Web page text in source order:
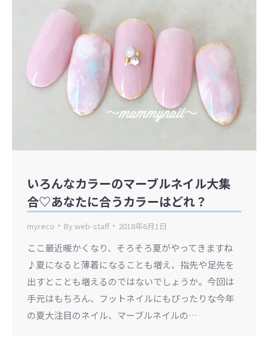
いろんなカラーのマーブルネイル大集
合♡あなたに合うカラーはどれ？
myreco Byweb-staff 2018年6月1日
ここ最近暖かくなり、そろそろ夏がやってきますね
♪夏になると薄着になることも増え、指先や足先を
出すとことも増えるのではないでしょうか。今回は
手元はもちろん、フットネイルにもぴったりな今年
の夏大注目のネイル、マーブルネイルの…